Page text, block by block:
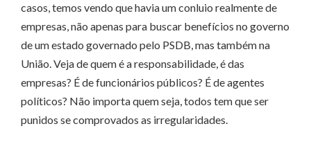
casos, temos vendo que havia um conluio realmente de
empresas, não apenas para buscar benefícios no governo
de um estado governado pelo PSDB, mas também na
União. Veja de quem é a responsabilidade, é das
empresas? É de funcionários públicos? É de agentes
políticos? Não importa quem seja, todos tem que ser
punidos se comprovados as irregularidades.